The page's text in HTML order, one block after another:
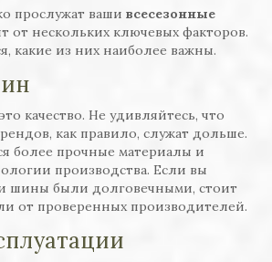
прослужат ваши всесезонные
от нескольких ключевых факторов.
какие из них наиболее важны.
качество. Не удивляйтесь, что
как правило, служат дольше.
более прочные материалы и
производства. Если вы
шины были долговечными, стоит
от проверенных производителей.